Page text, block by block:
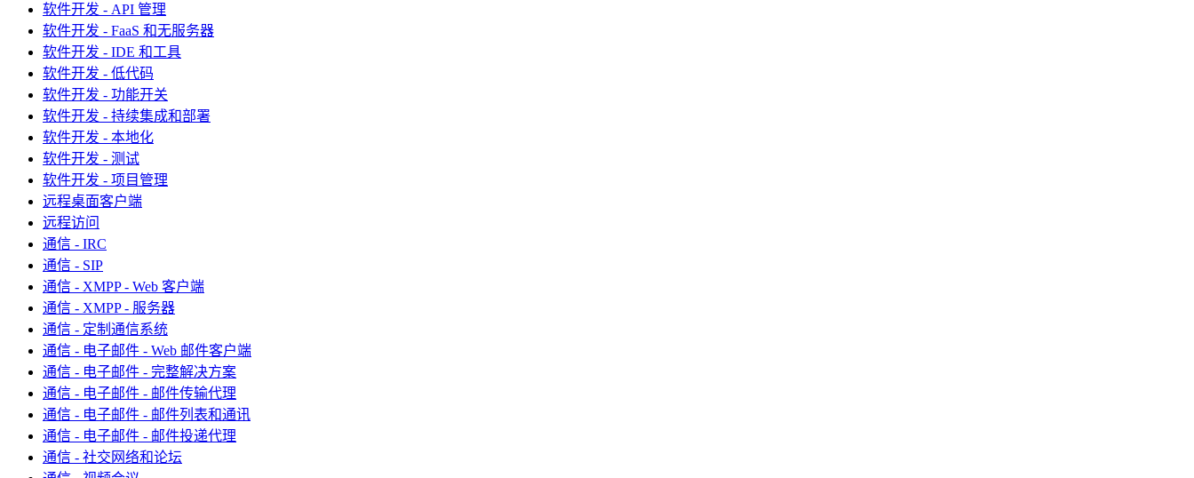
软件开发 - API 管理
软件开发 - FaaS 和无服务器
软件开发 - IDE 和工具
软件开发 - 低代码
软件开发 - 功能开关
软件开发 - 持续集成和部署
软件开发 - 本地化
软件开发 - 测试
软件开发 - 项目管理
远程桌面客户端
远程访问
通信 - IRC
通信 - SIP
通信 - XMPP - Web 客户端
通信 - XMPP - 服务器
通信 - 定制通信系统
通信 - 电子邮件 - Web 邮件客户端
通信 - 电子邮件 - 完整解决方案
通信 - 电子邮件 - 邮件传输代理
通信 - 电子邮件 - 邮件列表和通讯
通信 - 电子邮件 - 邮件投递代理
通信 - 社交网络和论坛